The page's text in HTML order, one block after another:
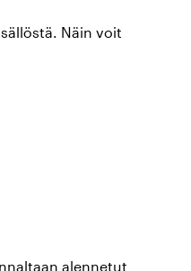
Näin voit
alennetut